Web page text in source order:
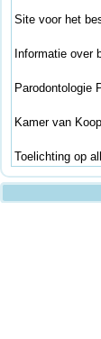
Site voor het
Informatie over
Parodontologie
Kamer van
Toelichting op